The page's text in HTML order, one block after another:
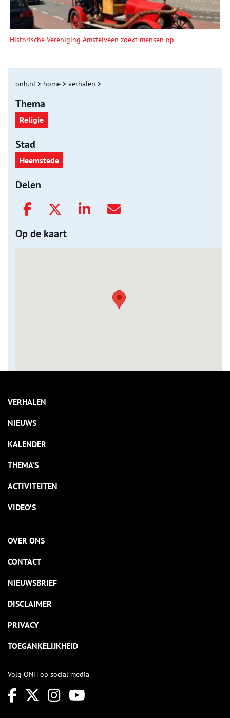
Historische Vereniging Amstelveen zoekt mensen op
onh.nl > home > verhalen >
Thema
Religie
Stad
Heemstede
Delen
Op de kaart
VERHALEN
NIEUWS
KALENDER
THEMA’S
ACTIVITEITEN
VIDEO’S
OVER ONS
CONTACT
NIEUWSBRIEF
DISCLAIMER
PRIVACY
TOEGANKELIJKHEID
Volg ONH op social media